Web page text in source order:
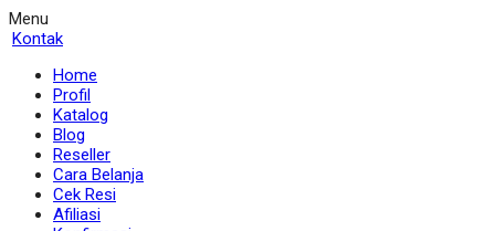
Menu
Kontak
Home
Profil
Katalog
Blog
Reseller
Cara Belanja
Cek Resi
Afiliasi